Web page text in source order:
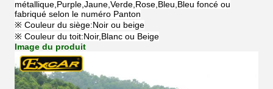
métallique,Purple,Jaune,Verde,Rose,Bleu,Bleu foncé ou
fabriqué selon le numéro Panton
※ Couleur du siège:Noir ou beige
※ Couleur du toit:Noir,Blanc ou Beige
Image du produit